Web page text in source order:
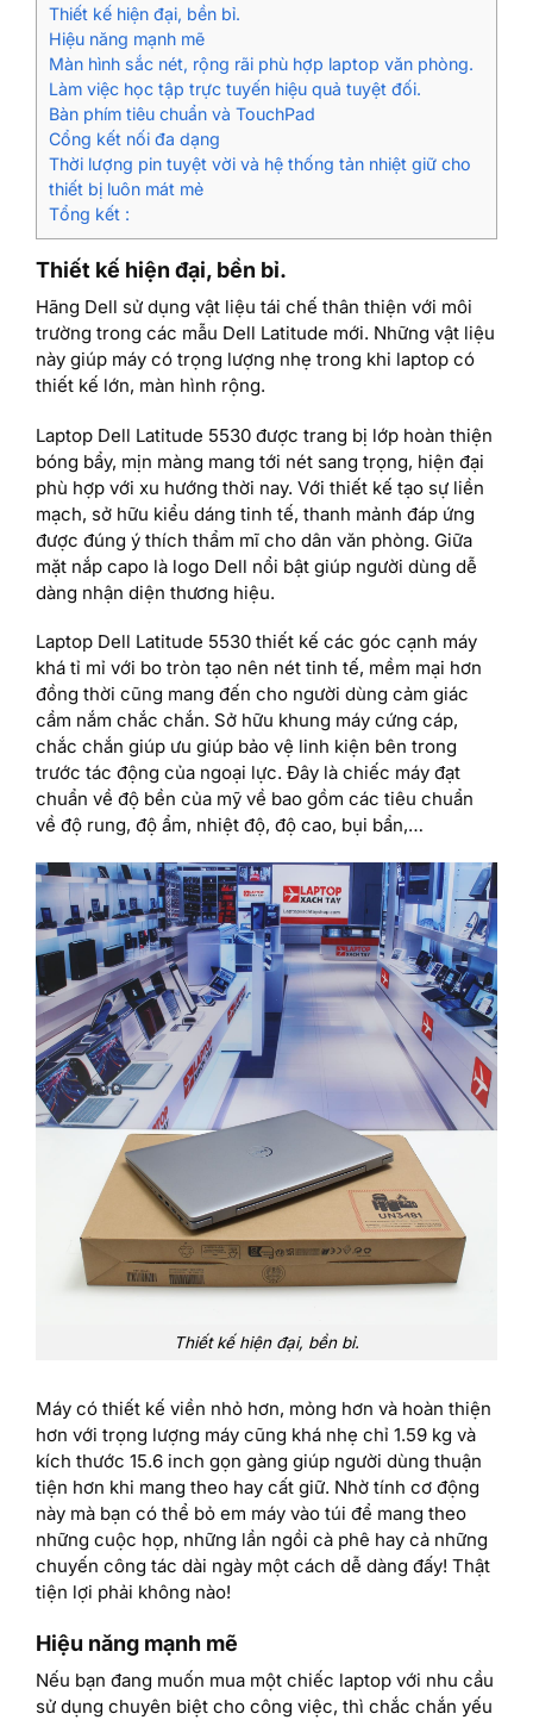
Thiết kế hiện đại, bền bỉ.
Hiệu năng mạnh mẽ
Màn hình sắc nét, rộng rãi phù hợp laptop văn phòng.
Làm việc học tập trực tuyến hiệu quả tuyệt đối.
Bàn phím tiêu chuẩn và TouchPad
Cổng kết nối đa dạng
Thời lượng pin tuyệt vời và hệ thống tản nhiệt giữ cho
thiết bị luôn mát mẻ
Tổng kết :
Thiết kế hiện đại, bền bỉ.
Hãng Dell sử dụng vật liệu tái chế thân thiện với môi
trường trong các mẫu Dell Latitude mới. Những vật liệu
này giúp máy có trọng lượng nhẹ trong khi laptop có
thiết kế lớn, màn hình rộng.
Laptop Dell Latitude 5530 được trang bị lớp hoàn thiện
bóng bẩy, mịn màng mang tới nét sang trọng, hiện đại
phù hợp với xu hướng thời nay. Với thiết kế tạo sự liền
mạch, sở hữu kiểu dáng tinh tế, thanh mảnh đáp ứng
được đúng ý thích thẩm mĩ cho dân văn phòng. Giữa
mặt nắp capo là logo Dell nổi bật giúp người dùng dễ
dàng nhận diện thương hiệu.
Laptop Dell Latitude 5530 thiết kế các góc cạnh máy
khá tỉ mỉ với bo tròn tạo nên nét tinh tế, mềm mại hơn
đồng thời cũng mang đến cho người dùng cảm giác
cầm nắm chắc chắn. Sở hữu khung máy cứng cáp,
chắc chắn giúp ưu giúp bảo vệ linh kiện bên trong
trước tác động của ngoại lực. Đây là chiếc máy đạt
chuẩn về độ bền của mỹ về bao gồm các tiêu chuẩn
về độ rung, độ ẩm, nhiệt độ, độ cao, bụi bẩn,…
Thiết kế hiện đại, bền bỉ.
Máy có thiết kế viền nhỏ hơn, mỏng hơn và hoàn thiện
hơn với trọng lượng máy cũng khá nhẹ chỉ 1.59 kg và
kích thước 15.6 inch gọn gàng giúp người dùng thuận
tiện hơn khi mang theo hay cất giữ. Nhờ tính cơ động
này mà bạn có thể bỏ em máy vào túi để mang theo
những cuộc họp, những lần ngồi cà phê hay cả những
chuyến công tác dài ngày một cách dễ dàng đấy! Thật
tiện lợi phải không nào!
Hiệu năng mạnh mẽ
Nếu bạn đang muốn mua một chiếc laptop với nhu cầu
sử dụng chuyên biệt cho công việc, thì chắc chắn yếu